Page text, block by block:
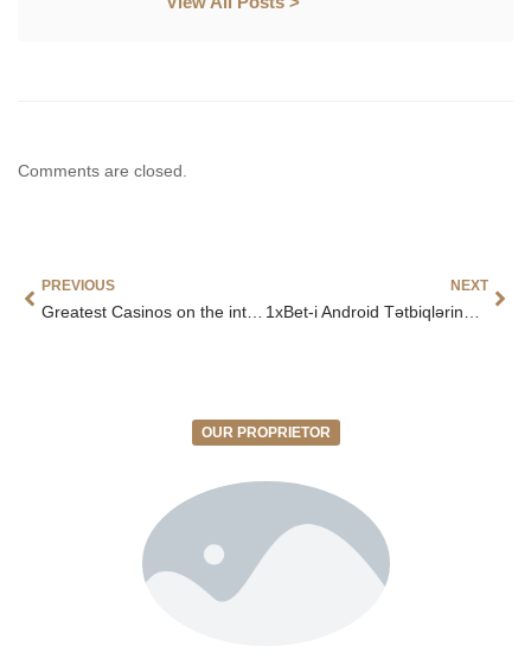
Comments are closed.
PREVIOUS NEXT
OUR PROPRIETOR